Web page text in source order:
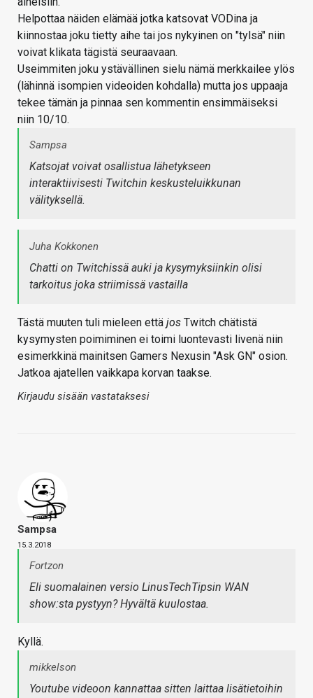
Helpottaa näiden elämää jotka katsovat VODina ja
kiinnostaa joku tietty aihe tai jos nykyinen on "tylsä" niin
voivat klikata tägistä seuraavaan.
Useimmiten joku ystävällinen sielu nämä merkkailee ylös
(lähinnä isompien videoiden kohdalla) mutta jos uppaaja
tekee tämän ja pinnaa sen kommentin ensimmäiseksi
niin 10/10.
Sampsa
Katsojat voivat osallistua lähetykseen
interaktiivisesti Twitchin keskusteluikkunan
välityksellä.
Juha Kokkonen
Chatti on Twitchissä auki ja kysymyksiinkin olisi
tarkoitus joka striimissä vastailla
Tästä muuten tuli mieleen että jos Twitch chätistä
kysymysten poimiminen ei toimi luontevasti livenä niin
esimerkkinä mainitsen Gamers Nexusin "Ask GN" osion.
Jatkoa ajatellen vaikkapa korvan taakse.
Kirjaudu sisään vastataksesi
Sampsa
15.3.2018
Fortzon
Eli suomalainen versio LinusTechTipsin WAN
show:sta pystyyn? Hyvältä kuulostaa.
Kyllä.
mikkelson
Youtube videoon kannattaa sitten laittaa lisätietoihin